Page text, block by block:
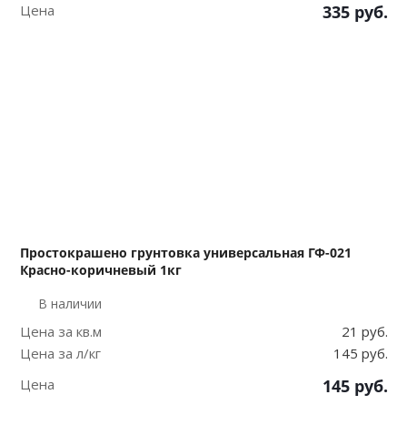
Цена
335 руб.
Простокрашено грунтовка универсальная ГФ-021
Красно-коричневый 1кг
В наличии
Цена за кв.м
21 руб.
Цена за л/кг
145 руб.
Цена
145 руб.